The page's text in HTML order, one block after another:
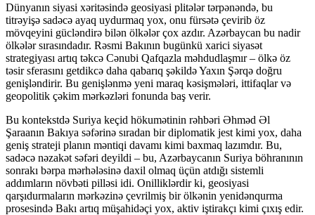
Dünyanın siyasi xəritəsində geosiyasi plitələr tərpənəndə, bu
titrəyişə sadəcə ayaq uydurmaq yox, onu fürsətə çevirib öz
mövqeyini gücləndirə bilən ölkələr çox azdır. Azərbaycan bu nadir
ölkələr sırasındadır. Rəsmi Bakının bugünkü xarici siyasət
strategiyası artıq təkcə Cənubi Qafqazla məhdudlaşmır – ölkə öz
təsir sferasını getdikcə daha qabarıq şəkildə Yaxın Şərqə doğru
genişləndirir. Bu genişlənmə yeni maraq kəsişmələri, ittifaqlar və
geopolitik çəkim mərkəzləri fonunda baş verir.
Bu kontekstdə Suriya keçid hökumətinin rəhbəri Əhməd Əl
Şaraanın Bakıya səfərinə sıradan bir diplomatik jest kimi yox, daha
geniş strateji planın məntiqi davamı kimi baxmaq lazımdır. Bu,
sadəcə nəzakət səfəri deyildi – bu, Azərbaycanın Suriya böhranının
sonrakı bərpa mərhələsinə daxil olmaq üçün atdığı sistemli
addımların növbəti pilləsi idi. Onilliklərdir ki, geosiyasi
qarşıdurmaların mərkəzinə çevrilmiş bir ölkənin yenidənqurma
prosesində Bakı artıq müşahidəçi yox, aktiv iştirakçı kimi çıxış edir.